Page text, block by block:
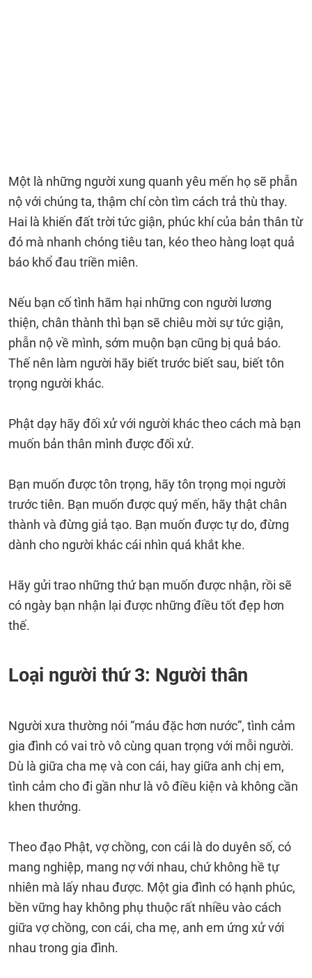
Một là những người xung quanh yêu mến họ sẽ phẫn
nộ với chúng ta, thậm chí còn tìm cách trả thù thay.
Hai là khiến đất trời tức giận, phúc khí của bản thân từ
đó mà nhanh chóng tiêu tan, kéo theo hàng loạt quả
báo khổ đau triền miên.
Nếu bạn cố tình hãm hại những con người lương
thiện, chân thành thì bạn sẽ chiêu mời sự tức giận,
phẫn nộ về mình, sớm muộn bạn cũng bị quả báo.
Thế nên làm người hãy biết trước biết sau, biết tôn
trọng người khác.
Phật dạy hãy đối xử với người khác theo cách mà bạn
muốn bản thân mình được đối xử.
Bạn muốn được tôn trọng, hãy tôn trọng mọi người
trước tiên. Bạn muốn được quý mến, hãy thật chân
thành và đừng giả tạo. Bạn muốn được tự do, đừng
dành cho người khác cái nhìn quá khắt khe.
Hãy gửi trao những thứ bạn muốn được nhận, rồi sẽ
có ngày bạn nhận lại được những điều tốt đẹp hơn
thế.
Loại người thứ 3: Người thân
Người xưa thường nói “máu đặc hơn nước”, tình cảm
gia đình có vai trò vô cùng quan trọng với mỗi người.
Dù là giữa cha mẹ và con cái, hay giữa anh chị em,
tình cảm cho đi gần như là vô điều kiện và không cần
khen thưởng.
Theo đạo Phật, vợ chồng, con cái là do duyên số, có
mang nghiệp, mang nợ với nhau, chứ không hề tự
nhiên mà lấy nhau được. Một gia đình có hạnh phúc,
bền vững hay không phụ thuộc rất nhiều vào cách
giữa vợ chồng, con cái, cha mẹ, anh em ứng xử với
nhau trong gia đình.